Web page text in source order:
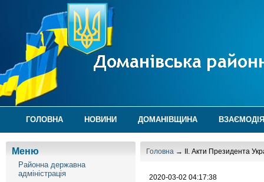
ГОЛОВНА НОВИНИ ДОМАНІВЩИНА
Меню
Районна державна
адміністрація
Головна → ІІ. Акти Президента
2020-03-02 04:17:38